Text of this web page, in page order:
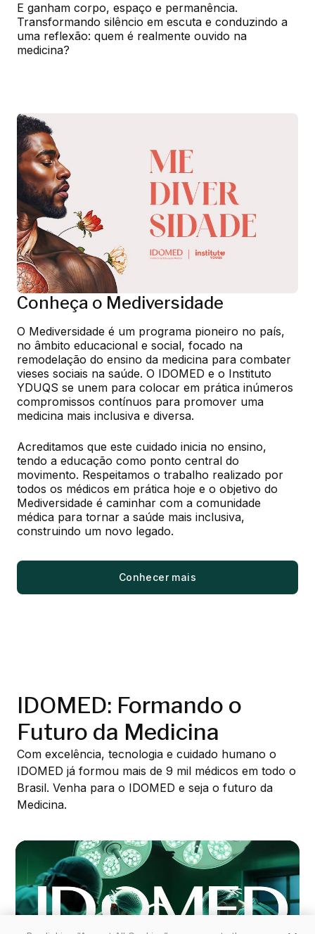
E ganham corpo, espaço e permanência.
Transformando silêncio em escuta e conduzindo a
uma reflexão: quem é realmente ouvido na
medicina?
Conheça o Mediversidade
O Mediversidade é um programa pioneiro no país,
no âmbito educacional e social, focado na
remodelação do ensino da medicina para combater
vieses sociais na saúde. O IDOMED e o Instituto
YDUQS se unem para colocar em prática inúmeros
compromissos contínuos para promover uma
medicina mais inclusiva e diversa.
Acreditamos que este cuidado inicia no ensino,
tendo a educação como ponto central do
movimento. Respeitamos o trabalho realizado por
todos os médicos em prática hoje e o objetivo do
Mediversidade é caminhar com a comunidade
médica para tornar a saúde mais inclusiva,
construindo um novo legado.
Conhecer mais
IDOMED: Formando o
Futuro da Medicina
Com excelência, tecnologia e cuidado humano o
IDOMED já formou mais de 9 mil médicos em todo o
Brasil. Venha para o IDOMED e seja o futuro da
Medicina.